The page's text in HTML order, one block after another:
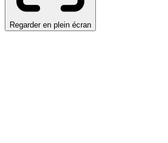
Regarder en plein écran